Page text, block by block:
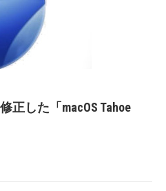
正した「macOS Tahoe